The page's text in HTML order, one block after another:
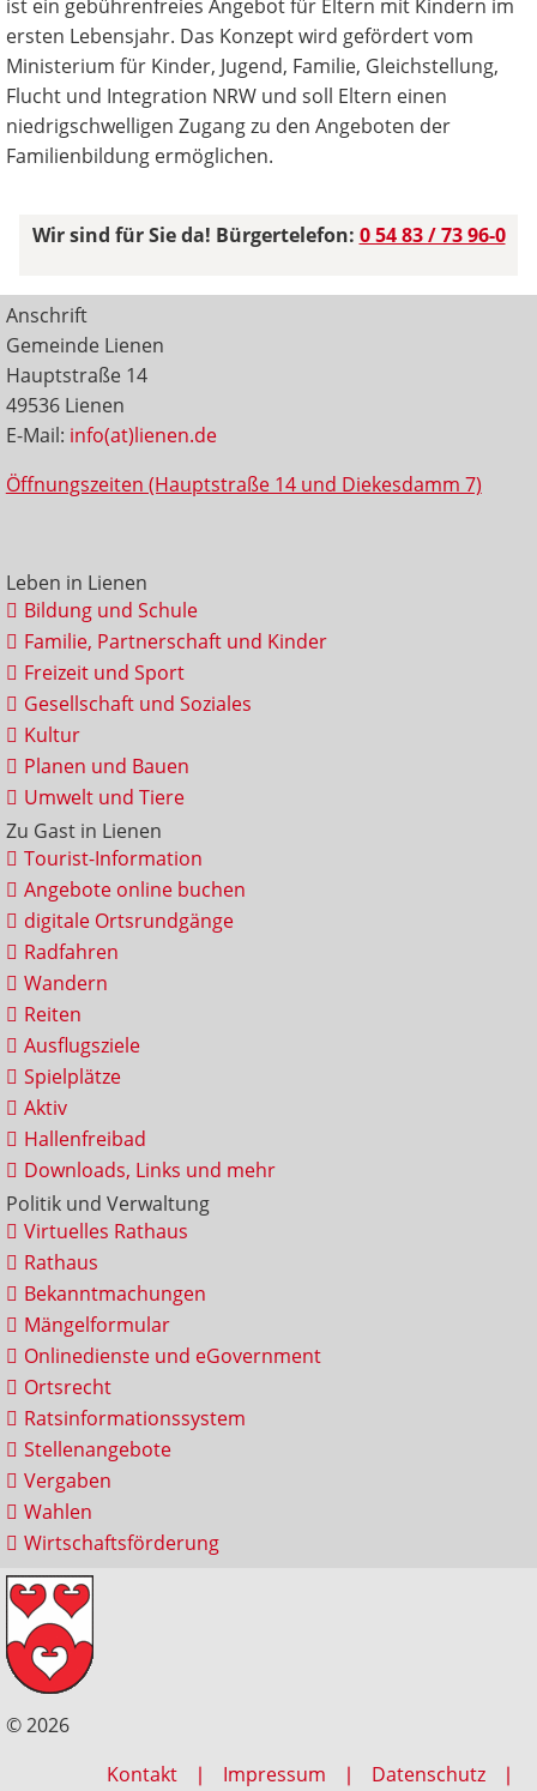
ist ein gebührenfreies Angebot für Eltern mit Kindern im
ersten Lebensjahr. Das Konzept wird gefördert vom
Ministerium für Kinder, Jugend, Familie, Gleichstellung,
Flucht und Integration NRW und soll Eltern einen
niedrigschwelligen Zugang zu den Angeboten der
Familienbildung ermöglichen.
Wir sind für Sie da! Bürgertelefon: 0 54 83 / 73 96-0
Anschrift
Gemeinde Lienen
Hauptstraße 14
49536 Lienen
E-Mail: info(at)lienen.de
Öffnungszeiten (Hauptstraße 14 und Diekesdamm 7)
Leben in Lienen
Bildung und Schule
Familie, Partnerschaft und Kinder
Freizeit und Sport
Gesellschaft und Soziales
Kultur
Planen und Bauen
Umwelt und Tiere
Zu Gast in Lienen
Tourist-Information
Angebote online buchen
digitale Ortsrundgänge
Radfahren
Wandern
Reiten
Ausflugsziele
Spielplätze
Aktiv
Hallenfreibad
Downloads, Links und mehr
Politik und Verwaltung
Virtuelles Rathaus
Rathaus
Bekanntmachungen
Mängelformular
Onlinedienste und eGovernment
Ortsrecht
Ratsinformationssystem
Stellenangebote
Vergaben
Wahlen
Wirtschaftsförderung
© 2026
Kontakt
Impressum Datenschutz